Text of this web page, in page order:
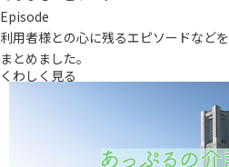
Episode
利⽤者様との⼼に残るエピソードなどを
まとめました。
くわしく見る